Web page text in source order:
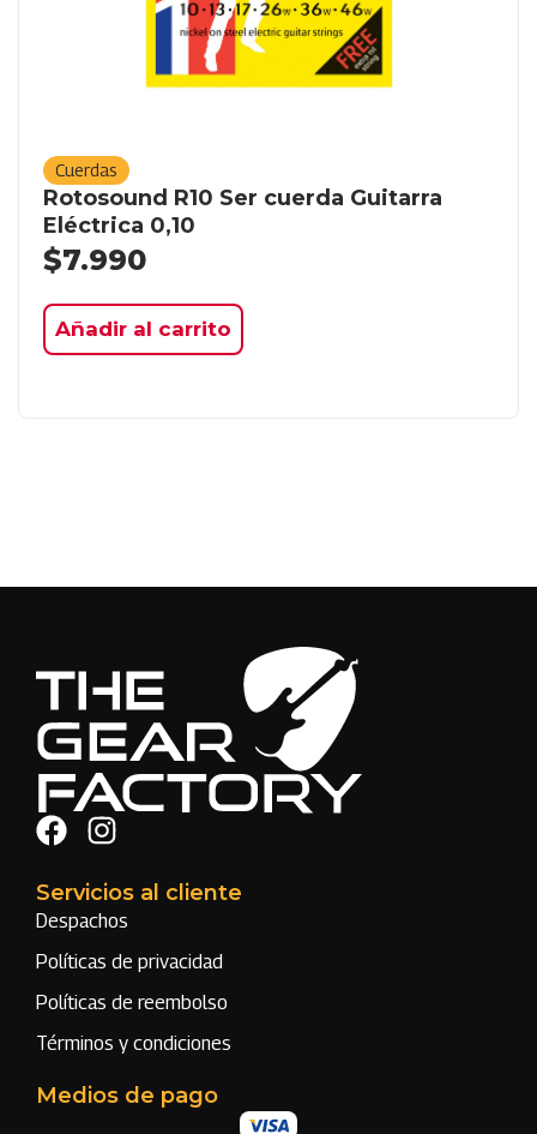
Cuerdas
Rotosound R10 Ser cuerda Guitarra
Eléctrica 0,10
$7.990
Añadir al carrito
Servicios al cliente
Despachos
Políticas de privacidad
Políticas de reembolso
Términos y condiciones
Medios de pago